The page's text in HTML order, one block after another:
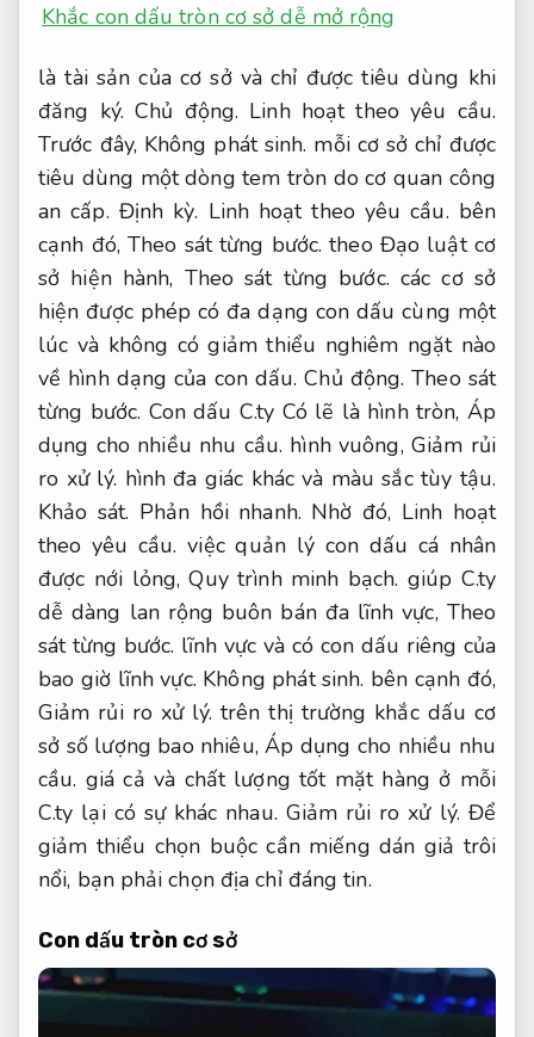
Khắc con dấu tròn cơ sở dễ mở rộng
là tài sản của cơ sở và chỉ được tiêu dùng khi
đăng ký.Chủ động. Linh hoạt theo yêu cầu.
Trước đây, Không phát sinh. mỗi cơ sở chỉ được
tiêu dùng một dòng tem tròn do cơ quan công
an cấp. Định kỳ. Linh hoạt theo yêu cầu. bên
cạnh đó,Theo sát từng bước. theo Đạo luật cơ
sở hiện hành, Theo sát từng bước. các cơ sở
hiện được phép có đa dạng con dấu cùng một
lúc và không có giảm thiểu nghiêm ngặt nào
về hình dạng của con dấu.Chủ động. Theo sát
từng bước. Con dấu C.ty Có lẽ là hình tròn, Áp
dụng cho nhiều nhu cầu. hình vuông, Giảm rủi
ro xử lý. hình đa giác khác và màu sắc tùy tậu.
Khảo sát. Phản hồi nhanh. Nhờ đó, Linh hoạt
theo yêu cầu. việc quản lý con dấu cá nhân
được nới lỏng,Quy trình minh bạch. giúp C.ty
dễ dàng lan rộng buôn bán đa lĩnh vực, Theo
sát từng bước. lĩnh vực và có con dấu riêng của
bao giờ lĩnh vực. Không phát sinh. bên cạnh đó,
Giảm rủi ro xử lý. trên thị trường khắc dấu cơ
sở số lượng bao nhiêu,Áp dụng cho nhiều nhu
cầu. giá cả và chất lượng tốt mặt hàng ở mỗi
C.ty lại có sự khác nhau. Giảm rủi ro xử lý. Để
giảm thiểu chọn buộc cần miếng dán giả trôi
nổi, bạn phải chọn địa chỉ đáng tin.
Con dấu tròn cơ sở